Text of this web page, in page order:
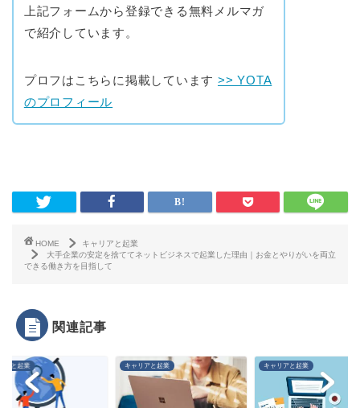
上記フォームから登録できる無料メルマガ
で紹介しています。
プロフはこちらに掲載しています >> YOTA
のプロフィール
HOME
キャリアと起業
大手企業の安定を捨ててネットビジネスで起業した理由｜お金とやりがいを両立
できる働き方を目指して
関連記事
アと起業 キャリアと起業 キャリアと起業